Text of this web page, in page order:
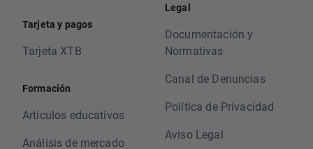
Tarjeta y pagos
Tarjeta XTB
Formación
Artículos educativos
Análisis de mercado
Legal
Documentación y
Normativas
Canal de Denuncias
Política de Privacidad
Aviso Legal